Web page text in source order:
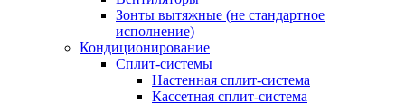
Зонты вытяжные (не стандартное
исполнение)
Кондиционирование
Сплит-системы
Настенная сплит-система
Кассетная сплит-система